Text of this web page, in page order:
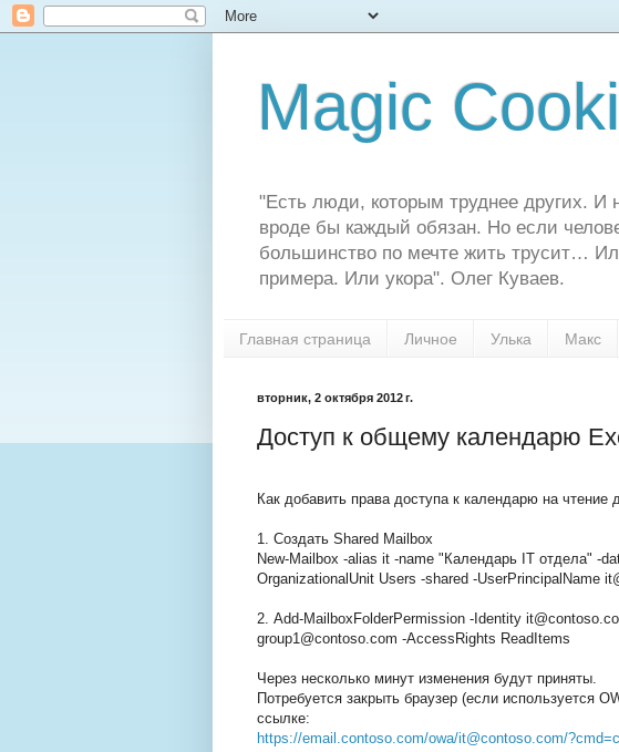
Magic
"Есть люди, которым труднее других.
вроде бы каждый обязан. Но если
большинство по мечте жить трусит…
примера. Или укора". Олег Куваев.
Главная страница Личное Улька Макс
вторник, 2 октября 2012 г.
Доступ к общему календарю
Как добавить права доступа к календарю на чтение
1. Создать Shared Mailbox
New-Mailbox -alias it -name "Календарь IT отдела" -
OrganizationalUnit Users -shared -UserPrincipalName
2. Add-MailboxFolderPermission -Identity
group1@contoso.com -AccessRights ReadItems
Через несколько минут изменения будут приняты.
Потребуется закрыть браузер (если используется
ссылке:
https://email.contoso.com/owa/it@contoso.com/